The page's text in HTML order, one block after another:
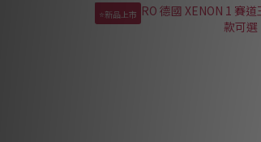
⭐新品上市